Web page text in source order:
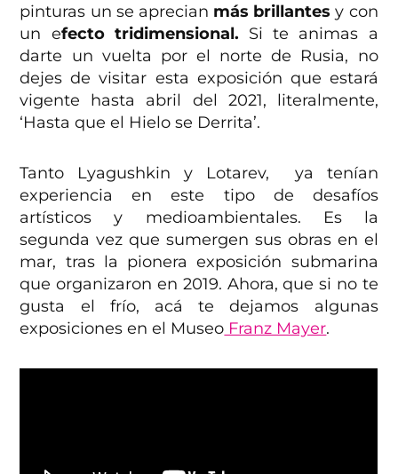
pinturas un se aprecian más brillantes y con
un efecto tridimensional. Si te animas a
darte un vuelta por el norte de Rusia, no
dejes de visitar esta exposición que estará
vigente hasta abril del 2021, literalmente,
‘Hasta que el Hielo se Derrita’.
Tanto Lyagushkin y Lotarev, ya tenían
experiencia en este tipo de desafíos
artísticos y medioambientales. Es la
segunda vez que sumergen sus obras en el
mar, tras la pionera exposición submarina
que organizaron en 2019. Ahora, que si no te
gusta el frío, acá te dejamos algunas
exposiciones en el Museo Franz Mayer.